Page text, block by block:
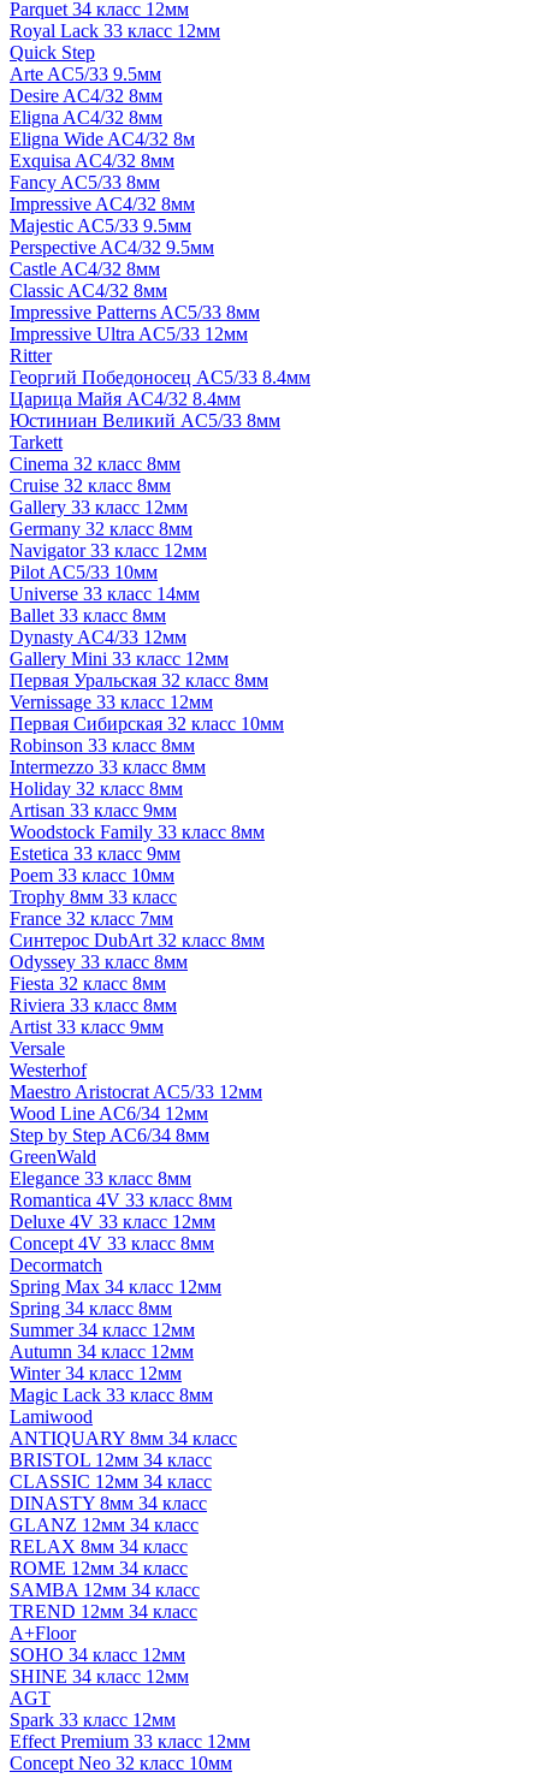
Parquet 34 класс 12мм
Royal Lack 33 класс 12мм
Quick Step
Arte AC5/33 9.5мм
Desire AC4/32 8мм
Eligna AC4/32 8мм
Eligna Wide AC4/32 8м
Exquisa AC4/32 8мм
Fancy AC5/33 8мм
Impressive AC4/32 8мм
Majestic AC5/33 9.5мм
Perspective AC4/32 9.5мм
Castle AC4/32 8мм
Classic AC4/32 8мм
Impressive Patterns AC5/33 8мм
Impressive Ultra AC5/33 12мм
Ritter
Георгий Победоносец AC5/33 8.4мм
Царица Майя AC4/32 8.4мм
Юстиниан Великий AC5/33 8мм
Tarkett
Cinema 32 класс 8мм
Cruise 32 класс 8мм
Gallery 33 класс 12мм
Germany 32 класс 8мм
Navigator 33 класс 12мм
Pilot AC5/33 10мм
Universe 33 класс 14мм
Ballet 33 класс 8мм
Dynasty AC4/33 12мм
Gallery Mini 33 класс 12мм
Первая Уральская 32 класс 8мм
Vernissage 33 класс 12мм
Первая Сибирская 32 класс 10мм
Robinson 33 класс 8мм
Intermezzo 33 класс 8мм
Holiday 32 класс 8мм
Artisan 33 класс 9мм
Woodstock Family 33 класс 8мм
Estetica 33 класс 9мм
Poem 33 класс 10мм
Trophy 8мм 33 класс
France 32 класс 7мм
Синтерос DubArt 32 класс 8мм
Odyssey 33 класс 8мм
Fiesta 32 класс 8мм
Riviera 33 класс 8мм
Artist 33 класс 9мм
Versale
Westerhof
Maestro Aristocrat AC5/33 12мм
Wood Line AC6/34 12мм
Step by Step AC6/34 8мм
GreenWald
Elegance 33 класс 8мм
Romantica 4V 33 класс 8мм
Deluxe 4V 33 класс 12мм
Concept 4V 33 класс 8мм
Decormatch
Spring Max 34 класс 12мм
Spring 34 класс 8мм
Summer 34 класс 12мм
Autumn 34 класс 12мм
Winter 34 класс 12мм
Magic Lack 33 класс 8мм
Lamiwood
ANTIQUARY 8мм 34 класс
BRISTOL 12мм 34 класс
CLASSIC 12мм 34 класс
DINASTY 8мм 34 класс
GLANZ 12мм 34 класс
RELAX 8мм 34 класс
ROME 12мм 34 класс
SAMBA 12мм 34 класс
TREND 12мм 34 класс
A+Floor
SOHO 34 класс 12мм
SHINE 34 класс 12мм
AGT
Spark 33 класс 12мм
Effect Premium 33 класс 12мм
Concept Neo 32 класс 10мм